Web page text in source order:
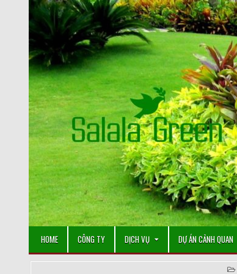
HOME CÔNG TY DỊCH VỤ DỰ ÁN CẢNH QUAN